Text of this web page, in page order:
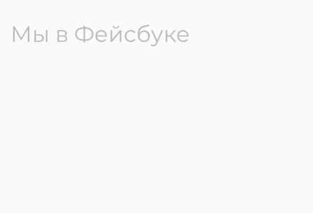
Мы в Фейсбуке